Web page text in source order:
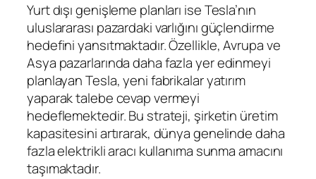
Yurt dışı genişleme planları ise Tesla’nın
uluslararası pazardaki varlığını güçlendirme
hedefini yansıtmaktadır. Özellikle, Avrupa ve
Asya pazarlarında daha fazla yer edinmeyi
planlayan Tesla, yeni fabrikalar yatırım
yaparak talebe cevap vermeyi
hedeflemektedir. Bu strateji, şirketin üretim
kapasitesini artırarak, dünya genelinde daha
fazla elektrikli aracı kullanıma sunma amacını
taşımaktadır.